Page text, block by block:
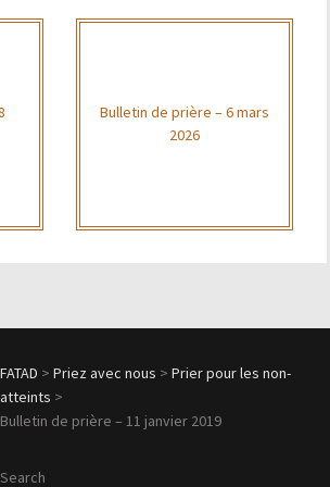
Bulletin de prière – 6 mars
2026
FATAD >Priez avec nous >Prier pour les non-
atteints >
Bulletin de prière – 11 janvier 2019
Search